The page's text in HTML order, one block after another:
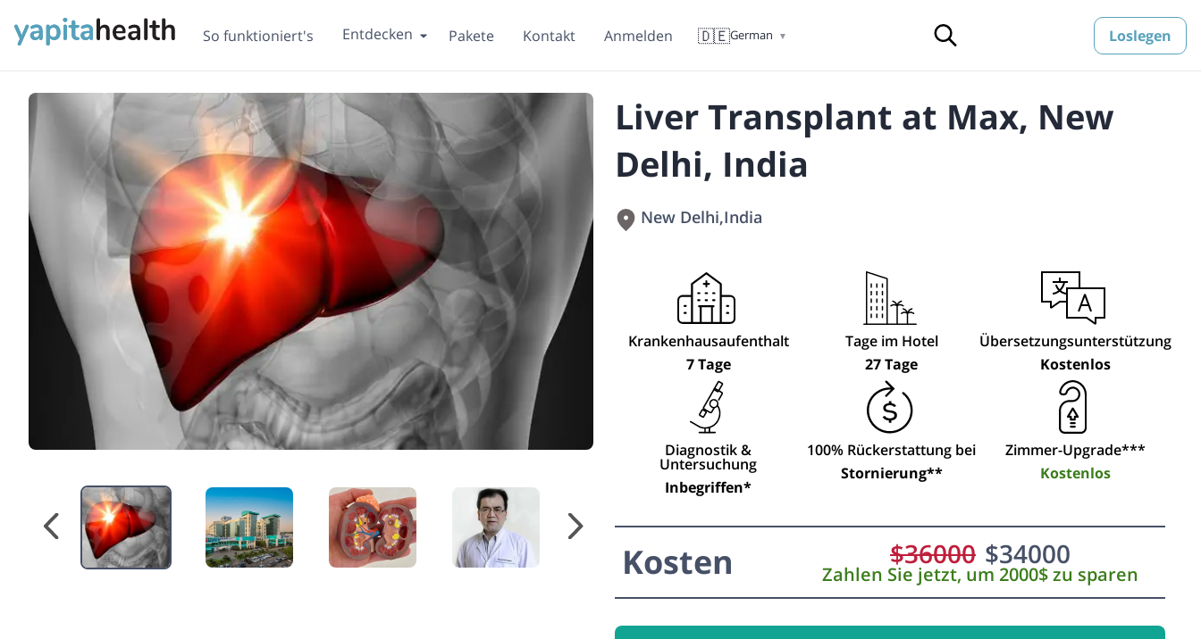
So funktioniert's Entdecken Pakete Kontakt Anmelden 🇩🇪German ▼ Loslegen
Liver Transplant at Max, New
Delhi, India
New Delhi,India
Krankenhausaufenthalt
7 Tage
Tage im Hotel
27 Tage
Übersetzungsunterstützung
Kostenlos
Diagnostik &
Untersuchung
Inbegriffen*
100% Rückerstattung bei
Stornierung**
Zimmer-Upgrade***
Kostenlos
Kosten $36000 $34000
Zahlen Sie jetzt, um 2000$ zu sparen